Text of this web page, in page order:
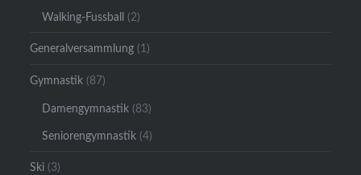
Walking-Fussball (2)
Generalversammlung (1)
Gymnastik (87)
Damengymnastik (83)
Seniorengymnastik (4)
Ski (3)